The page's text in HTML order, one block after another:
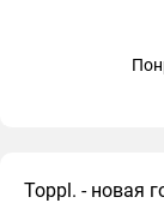
Toppl. - новая